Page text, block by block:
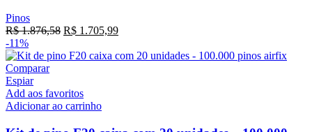
Pinos
R$1.876,58 R$ 1.705,99
-11%
Comparar
Espiar
Add aos favoritos
Adicionar ao carrinho